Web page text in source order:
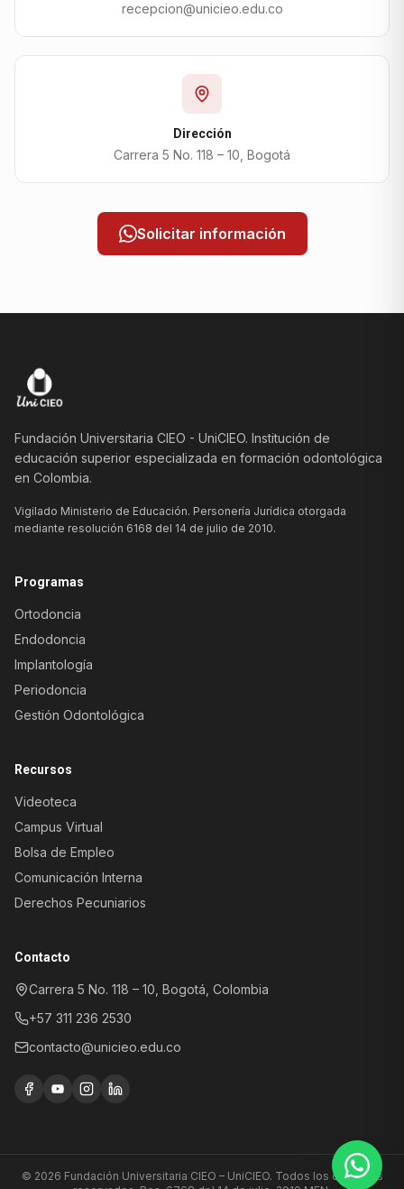
recepcion@unicieo.edu.co
Dirección
Carrera 5 No. 118 – 10, Bogotá
Solicitar información
Fundación Universitaria CIEO - UniCIEO. Institución de
educación superior especializada en formación odontológica
en Colombia.
Vigilado Ministerio de Educación. Personería Jurídica otorgada
mediante resolución 6168 del 14 de julio de 2010.
Programas
Ortodoncia
Endodoncia
Implantología
Periodoncia
Gestión Odontológica
Recursos
Videoteca
Campus Virtual
Bolsa de Empleo
Comunicación Interna
Derechos Pecuniarios
Contacto
Carrera 5 No. 118 – 10, Bogotá, Colombia
+57 311 236 2530
contacto@unicieo.edu.co
© 2026 Fundación Universitaria CIEO – UniCIEO. Todos los derechos
Registro y control